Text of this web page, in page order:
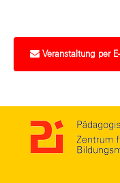
Veranstaltung per